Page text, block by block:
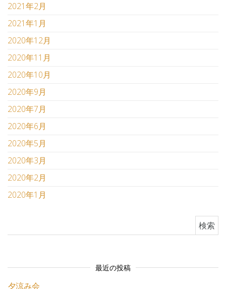
2021年2月
2021年1月
2020年12月
2020年11月
2020年10月
2020年9月
2020年7月
2020年6月
2020年5月
2020年3月
2020年2月
2020年1月
最近の投稿
夕涼み会